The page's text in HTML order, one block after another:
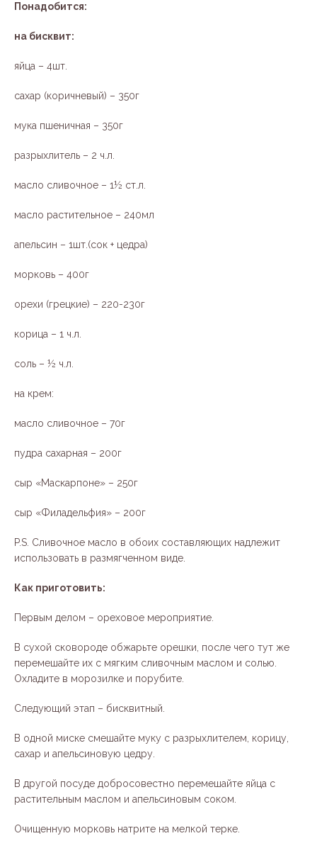
Понадобится:
на бисквит:
яйца – 4шт.
сахар (коричневый) – 350г
мука пшеничная – 350г
разрыхлитель – 2 ч.л.
масло сливочное – 1½ ст.л.
масло растительное – 240мл
апельсин – 1шт.(сок + цедра)
морковь – 400г
орехи (грецкие) – 220-230г
корица – 1 ч.л.
соль – ½ ч.л.
на крем:
масло сливочное – 70г
пудра сахарная – 200г
сыр «Маскарпоне» – 250г
сыр «Филадельфия» – 200г
P.S. Сливочное масло в обоих составляющих надлежит
использовать в размягченном виде.
Как приготовить:
Первым делом – ореховое мероприятие.
В сухой сковороде обжарьте орешки, после чего тут же
перемешайте их с мягким сливочным маслом и солью.
Охладите в морозилке и порубите.
Следующий этап – бисквитный.
В одной миске смешайте муку с разрыхлителем, корицу,
сахар и апельсиновую цедру.
В другой посуде добросовестно перемешайте яйца с
растительным маслом и апельсиновым соком.
Очищенную морковь натрите на мелкой терке.